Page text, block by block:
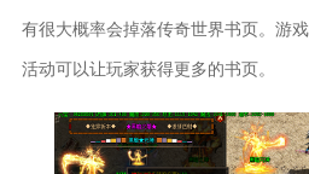
有很大概率会掉落传奇世界书页。游
活动可以让玩家获得更多的书页。